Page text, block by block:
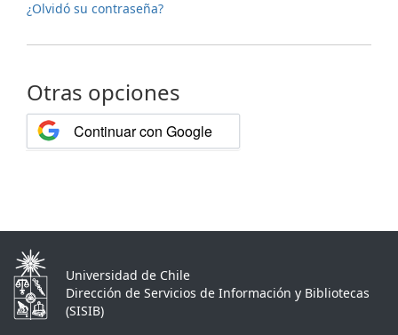
¿Olvidó su contraseña?
Otras opciones
Continuar con Google
Universidad de Chile
Dirección de Servicios de Información y Bibliotecas
(SISIB)